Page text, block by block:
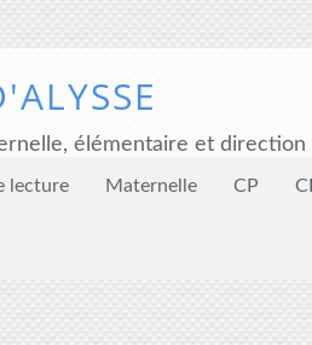
élémentaire et direction
lecture Maternelle CP